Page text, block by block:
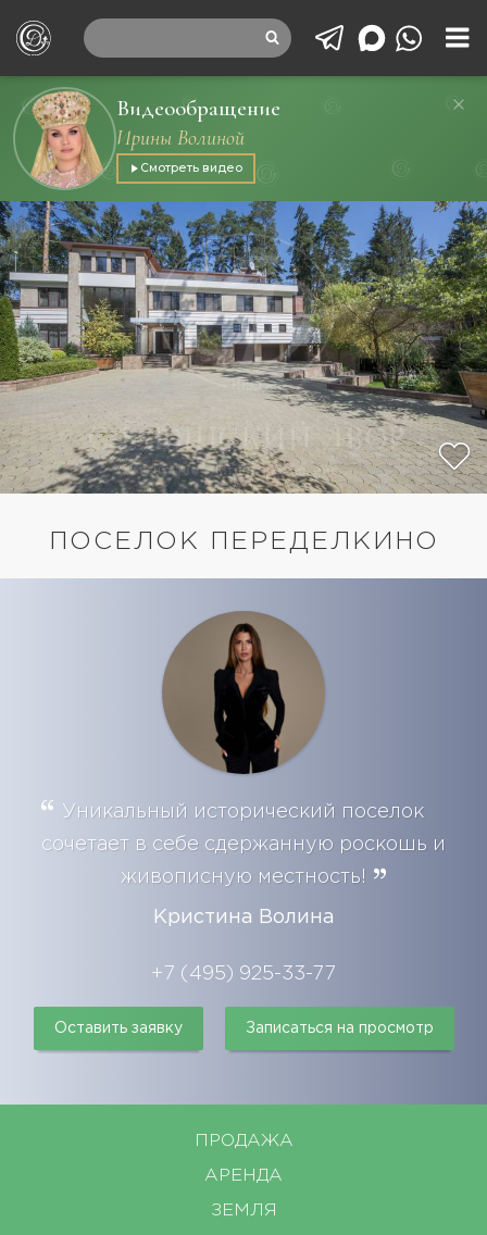
Видеообращение
Ирины Волиной
Смотреть видео
ПОСЕЛОК ПЕРЕДЕЛКИНО
Уникальный исторический поселок
сочетает в себе сдержанную роскошь и
живописную местность!
Кристина Волина
+7 (495) 925-33-77
Оставить заявку Записаться на просмотр
ПРОДАЖА
АРЕНДА
ЗЕМЛЯ